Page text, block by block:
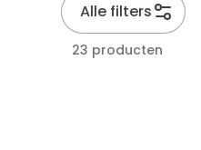
Alle filters
23 producten